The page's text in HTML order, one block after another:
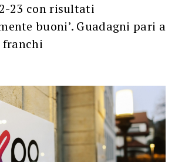
23 con risultati
buoni’. Guadagni pari a